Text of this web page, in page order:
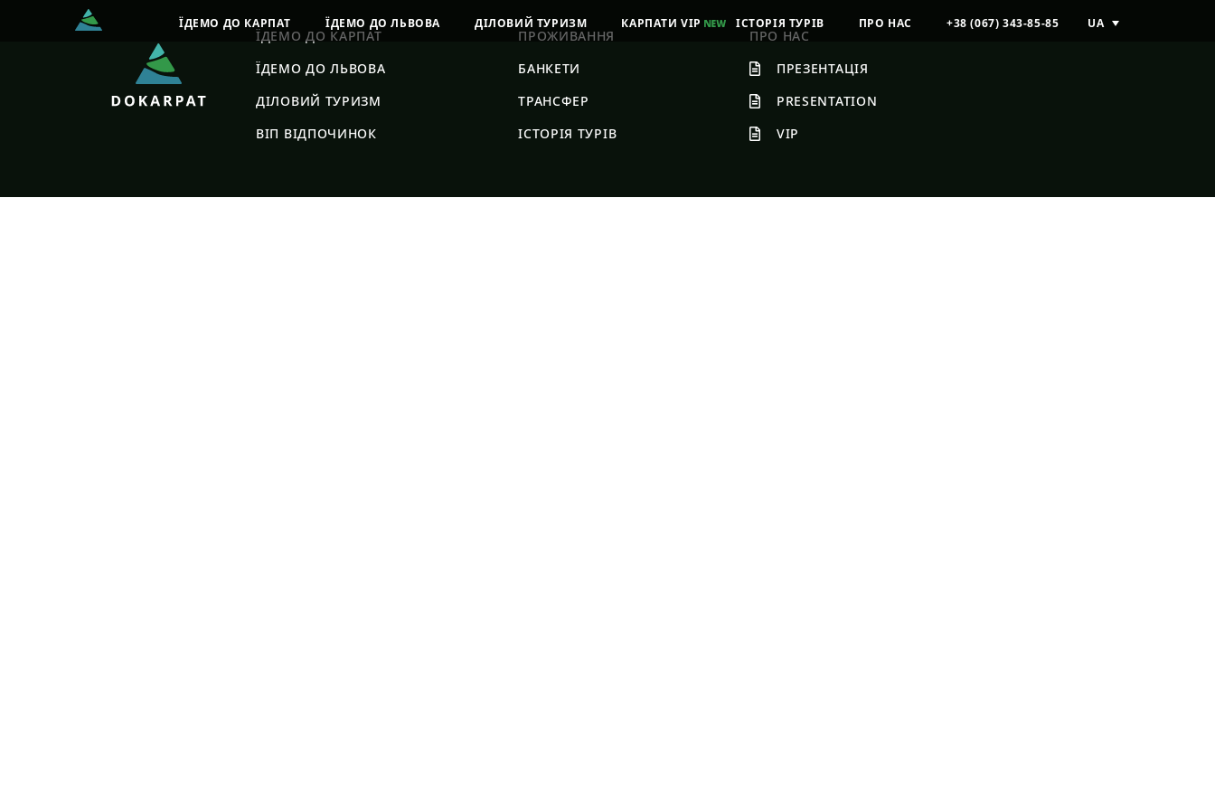
ЇДЕМО ДО КАРПАТ ЇДЕМО ДО ЛЬВОВА ДІЛОВИЙ ТУРИЗМ КАРПАТИ VIP ІСТОРІЯ ТУРІВ ПРО НАС +38 (067) 343-85-85 UA
ЇДЕМО ДО КАРПАТ
ЇДЕМО ДО ЛЬВОВА
ДІЛОВИЙ ТУРИЗМ
ВІП ВІДПОЧИНОК
ПРОЖИВАННЯ
БАНКЕТИ
ТРАНСФЕР
ІСТОРІЯ ТУРІВ
ПРО НАС
ПРЕЗЕНТАЦІЯ
PRESENTATION
VIP